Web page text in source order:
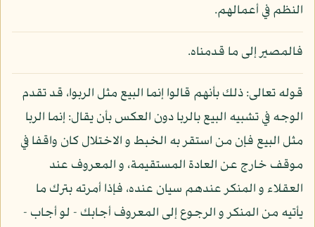
النظم في أعمالهم.
فالمصير إلى ما قدمناه.
قوله تعالى: ذلك بأنهم قالوا إنما البيع مثل الربوا، قد تقدم
الوجه في تشبيه البيع بالربا دون العكس بأن يقال: إنما الربا
مثل البيع فإن من استقر به الخبط و الاختلال كان واقفا في
موقف خارج عن العادة المستقيمة، و المعروف عند
العقلاء و المنكر عندهم سيان عنده، فإذا أمرته بترك ما
يأتيه من المنكر و الرجوع إلى المعروف أجابك - لو أجاب -